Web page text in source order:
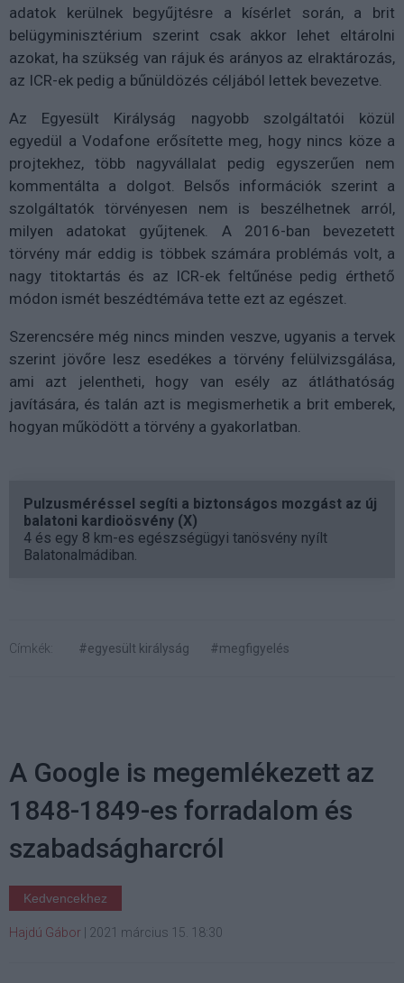
adatok kerülnek begyűjtésre a kísérlet során, a brit
belügyminisztérium szerint csak akkor lehet eltárolni
azokat, ha szükség van rájuk és arányos az elraktározás,
az ICR-ek pedig a bűnüldözés céljából lettek bevezetve.
Az Egyesült Királyság nagyobb szolgáltatói közül
egyedül a Vodafone erősítette meg, hogy nincs köze a
projtekhez, több nagyvállalat pedig egyszerűen nem
kommentálta a dolgot. Belsős információk szerint a
szolgáltatók törvényesen nem is beszélhetnek arról,
milyen adatokat gyűjtenek. A 2016-ban bevezetett
törvény már eddig is többek számára problémás volt, a
nagy titoktartás és az ICR-ek feltűnése pedig érthető
módon ismét beszédtémáva tette ezt az egészet.
Szerencsére még nincs minden veszve, ugyanis a tervek
szerint jövőre lesz esedékes a törvény felülvizsgálása,
ami azt jelentheti, hogy van esély az átláthatóság
javítására, és talán azt is megismerhetik a brit emberek,
hogyan működött a törvény a gyakorlatban.
Pulzusméréssel segíti a biztonságos mozgást az új
balatoni kardioösvény (X)
4 és egy 8 km-es egészségügyi tanösvény nyílt
Balatonalmádiban.
Címkék: #egyesült királyság #megfigyelés
A Google is megemlékezett az
1848-1849-es forradalom és
szabadságharcról
Kedvencekhez
Hajdú Gábor 2021 március 15. 18:30